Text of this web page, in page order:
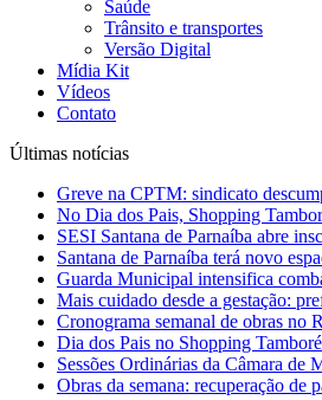
Saúde
Trânsito e transportes
Versão Digital
Mídia Kit
Vídeos
Contato
Últimas notícias
Greve na CPTM: sindicato
No Dia dos Pais, Shopping
SESI Santana de Parnaíba abre
Santana de Parnaíba terá novo
Guarda Municipal intensifica
Mais cuidado desde a gestação:
Cronograma semanal de obras no
Dia dos Pais no Shopping
Sessões Ordinárias da Câmara de
Obras da semana: recuperação de